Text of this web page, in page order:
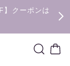
】クーポンは